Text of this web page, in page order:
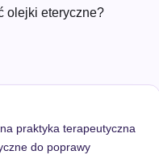
olejki eteryczne?
praktyka terapeutyczna
do poprawy